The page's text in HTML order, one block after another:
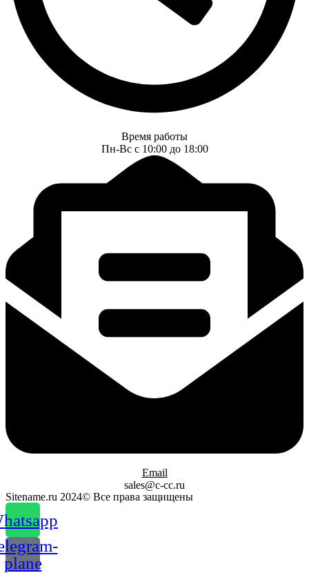
Время работы
Пн-Вс с 10:00 до 18:00
Email
sales@c-cc.ru
Sitename.ru 2024© Все права защищены
plane